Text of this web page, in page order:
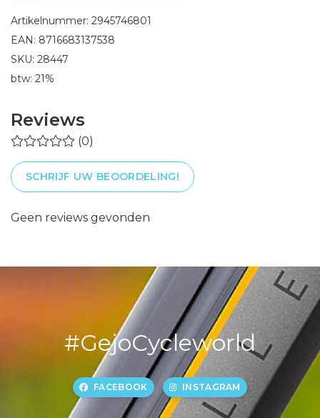
Artikelnummer: 2945746801
EAN: 8716683137538
SKU: 28447
btw: 21%
Reviews
(0)
SCHRIJF UW BEOORDELING!
Geen reviews gevonden
#GejoCycleworld
FACEBOOK INSTAGRAM